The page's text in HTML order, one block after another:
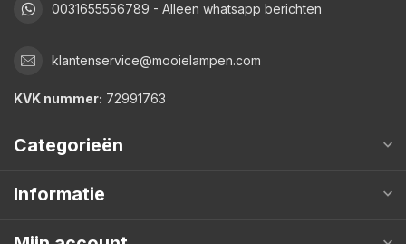
0031655556789 - Alleen whatsapp berichten
klantenservice@mooielampen.com
KVK nummer: 72991763
Categorieën
Informatie